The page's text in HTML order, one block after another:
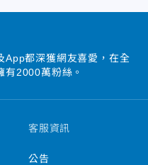
App都深獲網友喜愛，在全
有2000萬粉絲。
客服資訊
公告